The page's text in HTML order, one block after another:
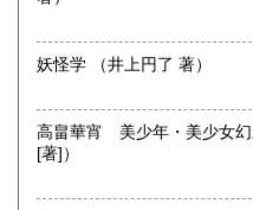
取り扱い分野
哲学宗教、歴史、美術工芸
妖怪学 （井上円了 著）
高畠華宵 美少年・美少女幻影 ＜別
[著]）